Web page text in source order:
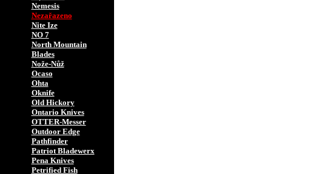
Nemesis
Nezařazeno
Nite Ize
NO 7
North Mountain
Blades
Nože-Nůž
Ocaso
Ohta
Oknife
Old Hickory
Ontario Knives
OTTER-Messer
Outdoor Edge
Pathfinder
Patriot Bladewerx
Pena Knives
Petrified Fish